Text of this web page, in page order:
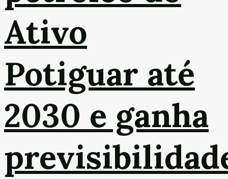
Ativo
Potiguar até
2030 e ganha